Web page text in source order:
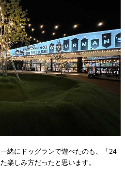
緒にドッグランで遊べたのも、「24
楽しみ方だったと思います。